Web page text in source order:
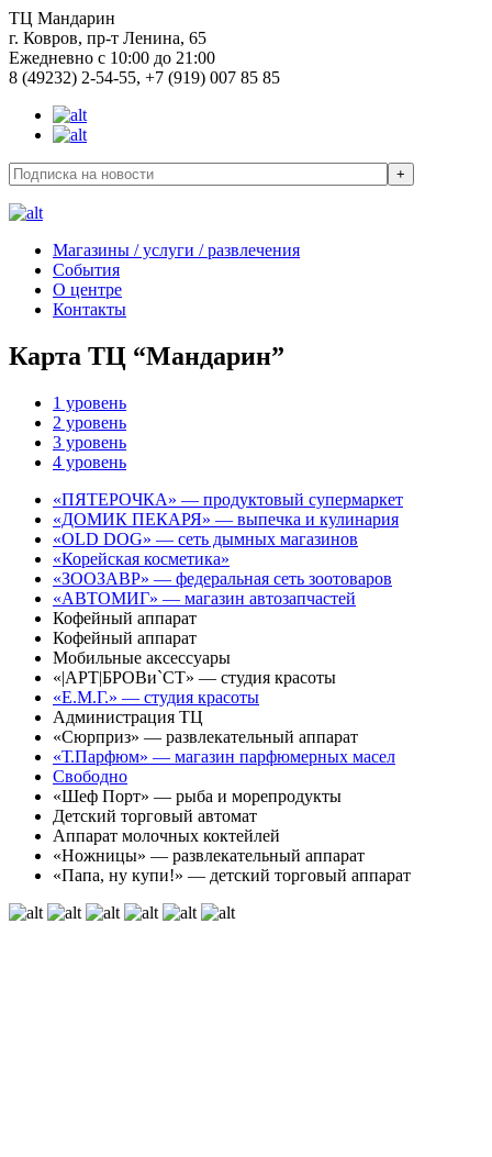
ТЦ Мандарин
г. Ковров, пр-т Ленина, 65
Ежедневно с 10:00 до 21:00
8 (49232) 2-54-55, +7 (919) 007 85 85
Магазины / услуги / развлечения
События
О центре
Контакты
Карта ТЦ “Мандарин”
1 уровень
2 уровень
3 уровень
4 уровень
«ПЯТЕРОЧКА» — продуктовый супермаркет
«ДОМИК ПЕКАРЯ» — выпечка и кулинария
«OLD DOG» — сеть дымных магазинов
«Корейская косметика»
«ЗООЗАВР» — федеральная сеть зоотоваров
«АВТОМИГ» — магазин автозапчастей
Кофейный аппарат
Кофейный аппарат
Мобильные аксессуары
«|АРТ|БРОВи`СТ» — студия красоты
«Е.М.Г.» — студия красоты
Администрация ТЦ
«Сюрприз» — развлекательный аппарат
«Т.Парфюм» — магазин парфюмерных масел
Свободно
«Шеф Порт» — рыба и морепродукты
Детский торговый автомат
Аппарат молочных коктейлей
«Ножницы» — развлекательный аппарат
«Папа, ну купи!» — детский торговый аппарат